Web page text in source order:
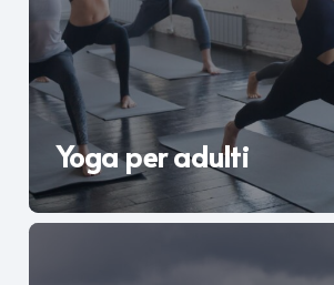
Yoga per adulti